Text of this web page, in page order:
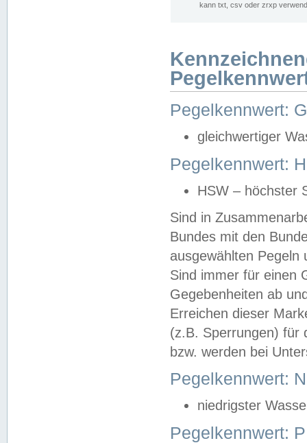
kann txt, csv oder zrxp
Pegelkennwert:
gleichwertiger
Pegelkennwert:
HSW – höchster
Sind in
Bundes mit den
ausgewählten
Sind immer für einen
Gegebenheiten ab
Erreichen dieser
(z.B. Sperrungen) für
bzw. werden bei
Pegelkennwert:
niedrigster
Pegelkennwert: